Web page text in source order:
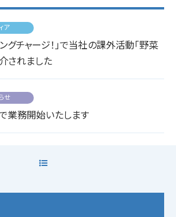
ア
グチャージ！」で当社の課外活動「野菜
されました
せ
業務開始いたします